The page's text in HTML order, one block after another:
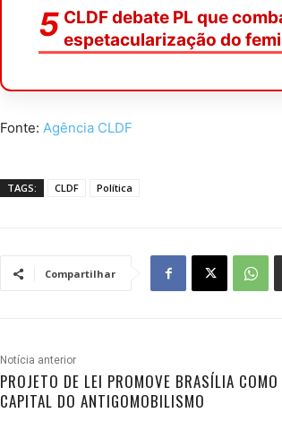
CLDF debate PL que
espetacularização do
Fonte: Agência CLDF
TAGS: CLDF Política
Compartilhar
Notícia anterior
PROJETO DE LEI PROMOVE BRASÍLIA COMO
CAPITAL DO ANTIGOMOBILISMO